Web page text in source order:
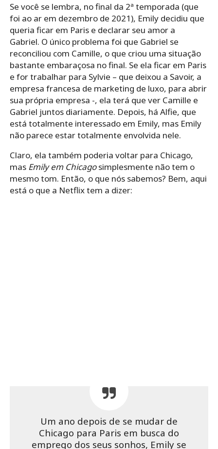
Se você se lembra, no final da 2ª temporada (que
foi ao ar em dezembro de 2021), Emily decidiu que
queria ficar em Paris e declarar seu amor a
Gabriel. O único problema foi que Gabriel se
reconciliou com Camille, o que criou uma situação
bastante embaraçosa no final. Se ela ficar em Paris
e for trabalhar para Sylvie – que deixou a Savoir, a
empresa francesa de marketing de luxo, para abrir
sua própria empresa -, ela terá que ver Camille e
Gabriel juntos diariamente. Depois, há Alfie, que
está totalmente interessado em Emily, mas Emily
não parece estar totalmente envolvida nele.
Claro, ela também poderia voltar para Chicago,
mas Emily em Chicagosimplesmente não tem o
mesmo tom. Então, o que nós sabemos? Bem, aqui
está o que a Netflix tem a dizer:
Um ano depois de se mudar de
Chicago para Paris em busca do
emprego dos seus sonhos, Emily se